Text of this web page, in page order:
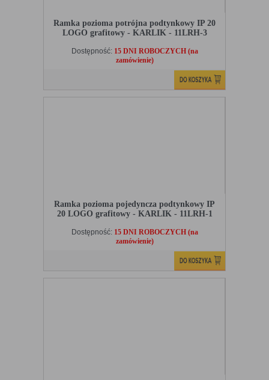
Ramka pozioma potrójna podtynkowy IP 20
LOGO grafitowy - KARLIK - 11LRH-3
Dostępność: 15 DNI ROBOCZYCH (na
zamówienie)
Ramka pozioma pojedyncza podtynkowy IP
20 LOGO grafitowy - KARLIK - 11LRH-1
Dostępność: 15 DNI ROBOCZYCH (na
zamówienie)